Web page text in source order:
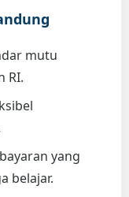
mutu
RI.
yang
belajar.